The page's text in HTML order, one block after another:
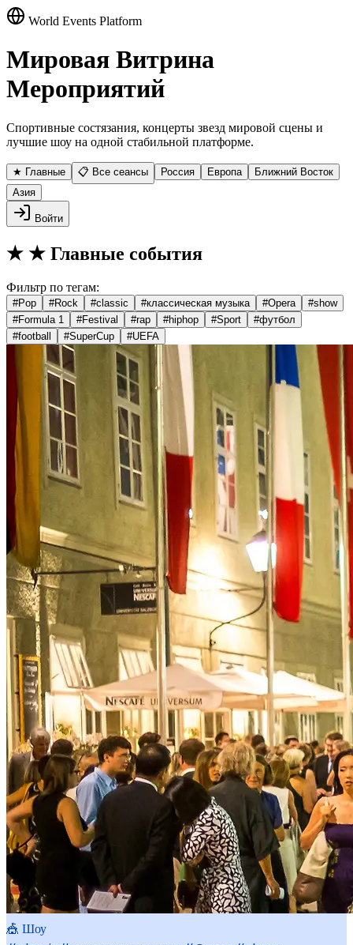
World Events Platform
Мировая Витрина
Мероприятий
Спортивные состязания, концерты звезд мировой сцены и
лучшие шоу на одной стабильной платформе.
★ Главные 📋 Все сеансы Россия Европа
Ближний Восток
Азия
Войти
★ ★ Главные события
Фильтр по тегам:
#Pop #Rock #classic #классическая музыка #Opera #show
#Formula 1 #Festival #rap #hiphop #Sport #футбол
#football #SuperCup #UEFA
🎪 Шоу